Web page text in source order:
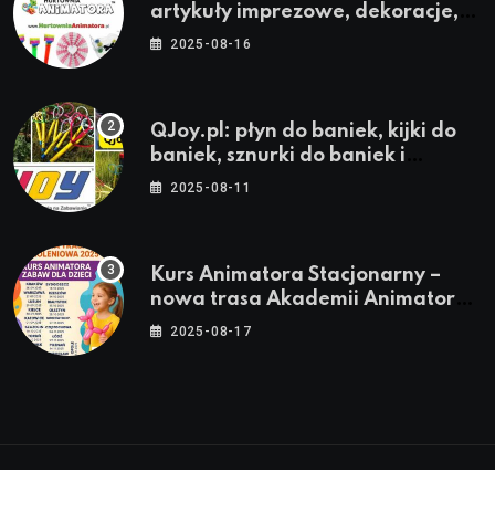
artykuły imprezowe, dekoracje,
stroje i akcesoria dla animatorów
2025-08-16
QJoy.pl: płyn do baniek, kijki do
baniek, sznurki do baniek i
zestawy do baniek
2025-08-11
Kurs Animatora Stacjonarny –
nowa trasa Akademii Animatora
– jesień 2025
2025-08-17